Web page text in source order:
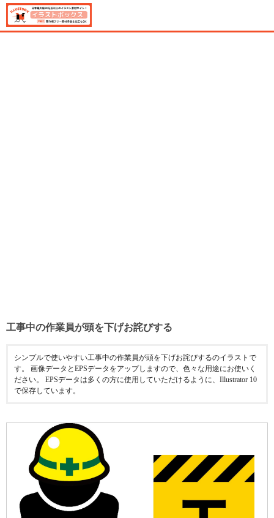
工事中の作業員が頭を下げお詫びする
シンプルで使いやすい工事中の作業員が頭を下げお詫びするのイラストで
す。 画像データとEPSデータをアップしますので、色々な用途にお使いく
ださい。 EPSデータは多くの方に使用していただけるように、Illustrator 10
で保存しています。